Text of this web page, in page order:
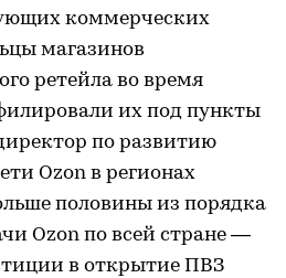
коммерческих
магазинов
ретейла во время
их под пункты
по развитию
Ozon в регионах
половины из порядка
Ozon по всей стране —
в открытие ПВЗ